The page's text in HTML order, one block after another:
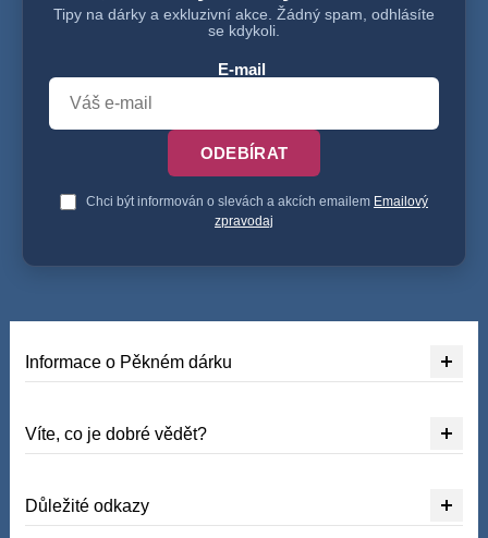
Tipy na dárky a exkluzivní akce. Žádný spam, odhlásíte
se kdykoli.
E-mail
ODEBÍRAT
Chci být informován o slevách a akcích emailem Emailový
zpravodaj
Informace o Pěkném dárku
Víte, co je dobré vědět?
Důležité odkazy